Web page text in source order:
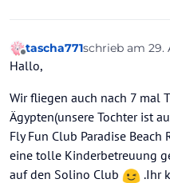
Offline
tascha771schrieb am 29.
zuletzt editiert
Hallo,
Wir fliegen auch nach 7 mal
Ägypten(unsere Tochter ist
Fly Fun Club Paradise
eine tolle Kinderbetreuung
auf den Solino Club
.Ihr